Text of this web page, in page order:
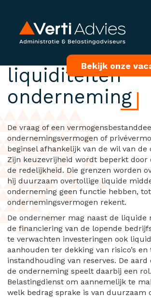
Bekijk onze
Overtollige
liquiditeiten
onderneming
De vraag of een
ondernemingsvermogen of
beginsel afhankelijk van de wil van de
Zijn keuzevrijheid wordt beperkt door
de redelijkheid. Die grenzen worden
hij duurzaam overtollige liquide
onderneming geen functie hebben,
ondernemingsvermogen rekent.
De ondernemer mag naast de liquide
de financiering van de lopende
te verwachten investeringen ook
aanhouden ter dekking van risico’s
instandhouding van reserves. De aard
de onderneming speelt daarbij een
Belastingdienst om aannemelijk te
welk bedrag sprake is van duurzaam